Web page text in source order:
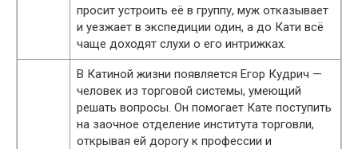
просит устроить её в группу, муж отказывает
и уезжает в экспедиции один, а до Кати всё
чаще доходят слухи о его интрижках.
В Катиной жизни появляется Егор Кудрич —
человек из торговой системы, умеющий
решать вопросы. Он помогает Кате поступить
на заочное отделение института торговли,
открывая ей дорогу к профессии и